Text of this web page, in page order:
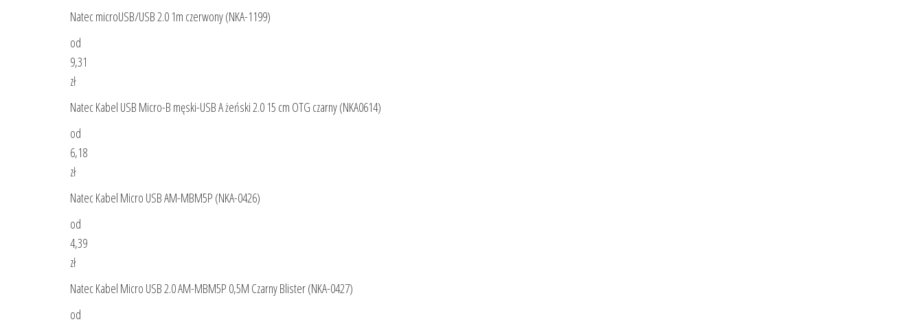
Natec microUSB/USB 2.0 1m czerwony (NKA-1199)
od
9,31
zł
Natec Kabel USB Micro-B męski-USB A żeński 2.0 15 cm OTG czarny (NKA0614)
od
6,18
zł
Natec Kabel Micro USB AM-MBM5P (NKA-0426)
od
4,39
zł
Natec Kabel Micro USB 2.0 AM-MBM5P 0,5M Czarny Blister (NKA-0427)
od